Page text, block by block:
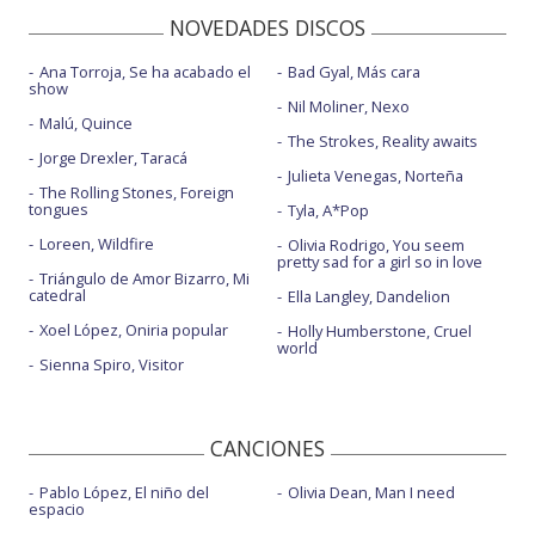
NOVEDADES DISCOS
Ana Torroja, Se ha acabado el
show
Malú, Quince
Jorge Drexler, Taracá
The Rolling Stones, Foreign
tongues
Loreen, Wildfire
Triángulo de Amor Bizarro, Mi
catedral
Xoel López, Oniria popular
Sienna Spiro, Visitor
Bad Gyal, Más cara
Nil Moliner, Nexo
The Strokes, Reality awaits
Julieta Venegas, Norteña
Tyla, A*Pop
Olivia Rodrigo, You seem
pretty sad for a girl so in love
Ella Langley, Dandelion
Holly Humberstone, Cruel
world
CANCIONES
Pablo López, El niño del
espacio
Olivia Dean, Man I need